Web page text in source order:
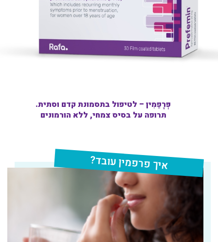
פְּרֶפֵמִין – לטיפול בתסמונת קדם וסתית.
תרופה על בסיס צמחי, ללא הורמונים
איך פרפמין עובד?